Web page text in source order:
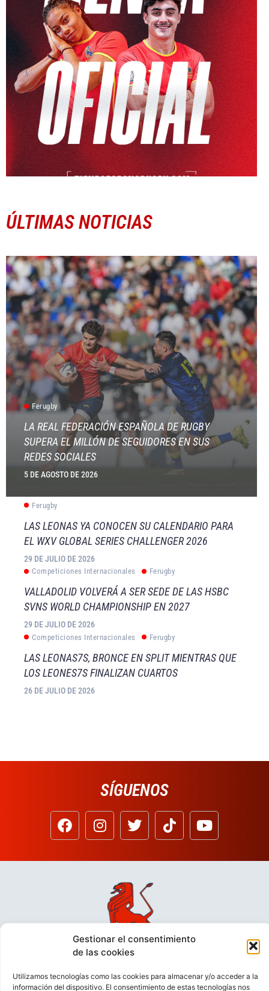
Gestionar el consentimiento
de las cookies
Utilizamos tecnologías como las cookies para almacenar y/o acceder a la
información del dispositivo. El consentimiento de estas tecnologías nos
ÚLTIMAS NOTICIAS
Ferugby
LA REAL FEDERACIÓN ESPAÑOLA DE RUGBY
SUPERA EL MILLÓN DE SEGUIDORES EN SUS
REDES SOCIALES
5 DE AGOSTO DE 2026
Ferugby
LAS LEONAS YA CONOCEN SU CALENDARIO PARA
EL WXV GLOBAL SERIES CHALLENGER 2026
29 DE JULIO DE 2026
Competiciones Internacionales Ferugby
VALLADOLID VOLVERÁ A SER SEDE DE LAS HSBC
SVNS WORLD CHAMPIONSHIP EN 2027
29 DE JULIO DE 2026
Competiciones Internacionales Ferugby
LAS LEONAS7S, BRONCE EN SPLIT MIENTRAS QUE
LOS LEONES7S FINALIZAN CUARTOS
26 DE JULIO DE 2026
SÍGUENOS